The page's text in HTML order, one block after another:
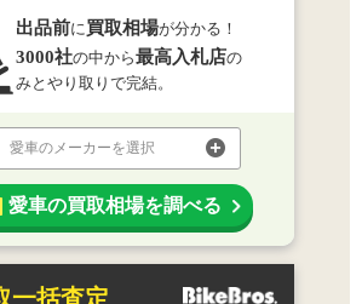
出品前に 買取相場が分かる！
3000社の中から最高入札店の
みとやり取りで完結。
愛車のメーカーを選択
愛車の買取相場を調べる
一括査定